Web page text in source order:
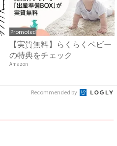
Promoted
【実質無料】らくらくベビー
の特典をチェック
Amazon
Recommended by